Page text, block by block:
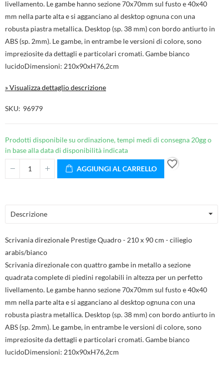
livellamento. Le gambe hanno sezione 70x70mm sul fusto e 40x40
mm nella parte alta e si agganciano al desktop ognuna con una
robusta piastra metallica. Desktop (sp. 38 mm) con bordo antiurto in
ABS (sp. 2mm). Le gambe, in entrambe le versioni di colore, sono
impreziosite da dettagli e particolari cromati. Gambe bianco
lucidoDimensioni: 210x90xH76,2cm
» Visualizza dettaglio descrizione
SKU 96979
Prodotti disponibile su ordinazione, tempi medi di consegna 20gg o
in base alla data di disponibilità indicata
AGGIUNGI AL CARRELLO favorite_border
Descrizione
Scrivania direzionale Prestige Quadro - 210 x 90 cm - ciliegio
arabis/bianco
Scrivania direzionale con quattro gambe in metallo a sezione
quadrata complete di piedini regolabili in altezza per un perfetto
livellamento. Le gambe hanno sezione 70x70mm sul fusto e 40x40
mm nella parte alta e si agganciano al desktop ognuna con una
robusta piastra metallica. Desktop (sp. 38 mm) con bordo antiurto in
ABS (sp. 2mm). Le gambe, in entrambe le versioni di colore, sono
impreziosite da dettagli e particolari cromati. Gambe bianco
lucidoDimensioni: 210x90xH76,2cm